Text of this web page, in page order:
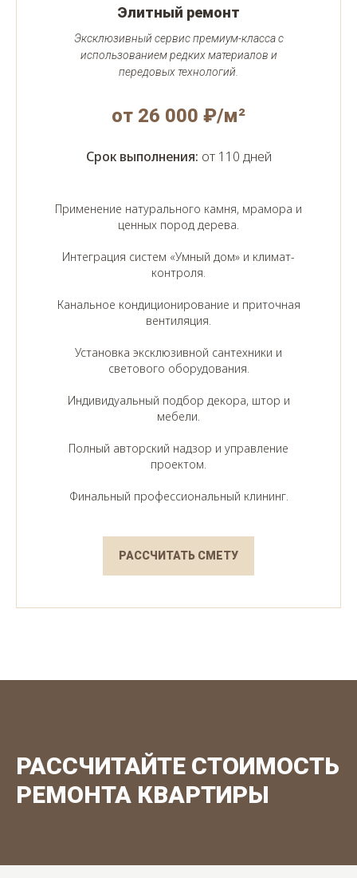
Элитный ремонт
Эксклюзивный сервис премиум-класса с
использованием редких материалов и
передовых технологий.
от 26 000 ₽/м²
Срок выполнения: от 110 дней
Применение натурального камня, мрамора и
ценных пород дерева.
Интеграция систем «Умный дом» и климат-
контроля.
Канальное кондиционирование и приточная
вентиляция.
Установка эксклюзивной сантехники и
светового оборудования.
Индивидуальный подбор декора, штор и
мебели.
Полный авторский надзор и управление
проектом.
Финальный профессиональный клининг.
РАССЧИТАТЬ СМЕТУ
РАССЧИТАЙТЕ СТОИМОСТЬ
РЕМОНТА КВАРТИРЫ